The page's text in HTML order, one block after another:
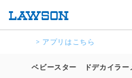
> アプリはこちら
ベビースター ドデカイラ